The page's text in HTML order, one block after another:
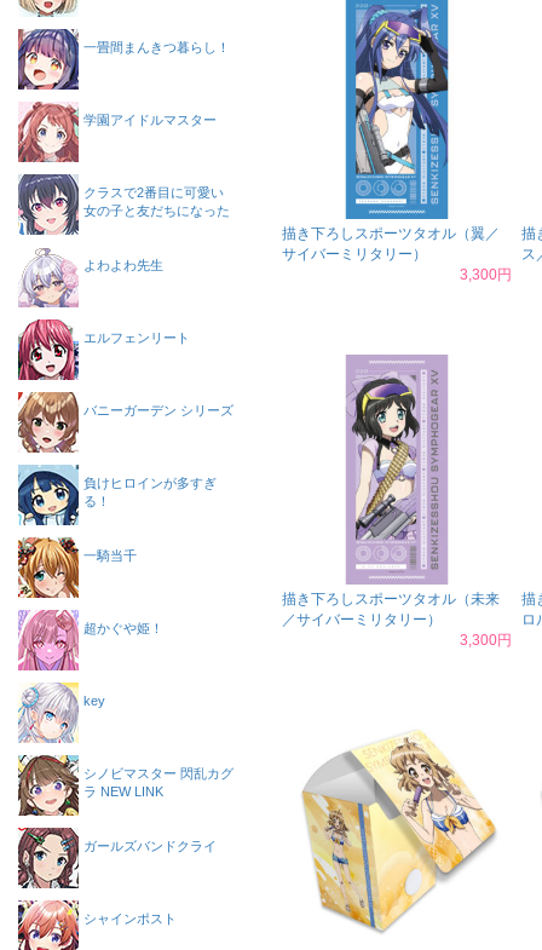
描き下ろしスポーツタオル（翼／
サイバーミリタリー）
3,300円
描
ス
描き下ろしスポーツタオル（未来
／サイバーミリタリー）
3,300円
描
ロ
一畳間まんきつ暮らし！
学園アイドルマスター
クラスで2番目に可愛い
女の子と友だちになった
よわよわ先生
エルフェンリート
バニーガーデン シリーズ
負けヒロインが多すぎ
る！
一騎当千
超かぐや姫！
key
シノビマスター 閃乱カグ
ラ NEW LINK
ガールズバンドクライ
シャインポスト